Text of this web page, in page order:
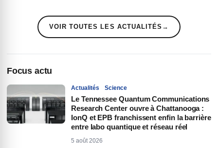
VOIR TOUTES LES ACTUALITÉS →
Focus actu
Actualités Science
Le Tennessee Quantum Communications
Research Center ouvre à Chattanooga :
IonQ et EPB franchissent enfin la barrière
entre labo quantique et réseau réel
5 août 2026